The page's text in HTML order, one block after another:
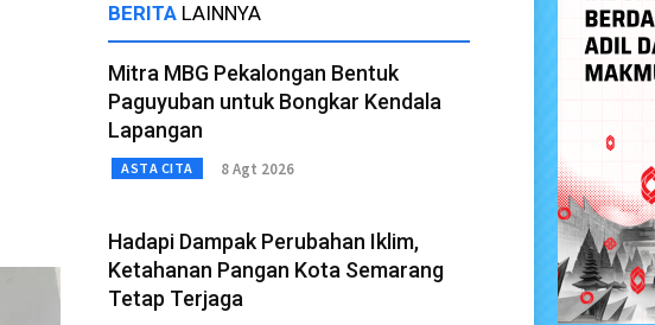
BERITA LAINNYA
Mitra MBG Pekalongan Bentuk
Paguyuban untuk Bongkar Kendala
Lapangan
ASTA CITA 8 Agt 2026
Hadapi Dampak Perubahan Iklim,
Ketahanan Pangan Kota Semarang
Tetap Terjaga